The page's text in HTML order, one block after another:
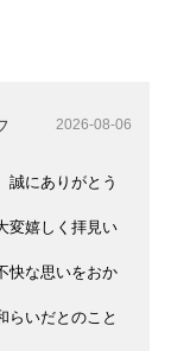
2026-08-06
誠にありがとう
変嬉しく拝見い
快な思いをおか
らいだとのこと